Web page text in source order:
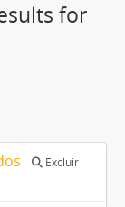
for
Excluir